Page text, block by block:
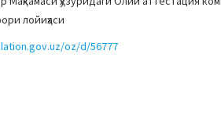
лойиҳаси
oz/d/56777